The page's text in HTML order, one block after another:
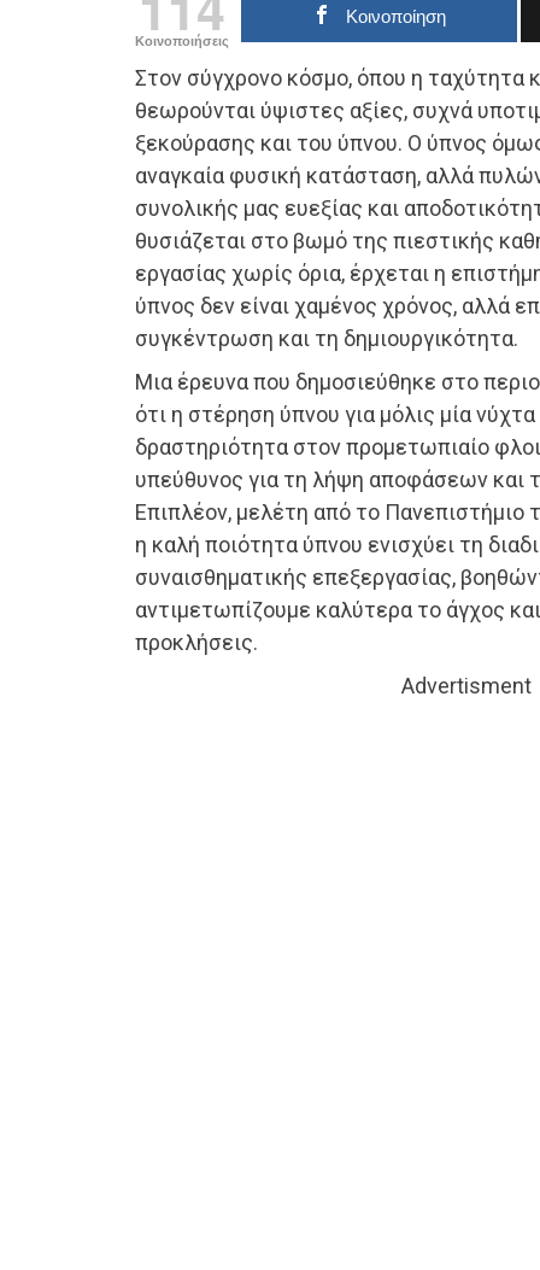
Κοινοποιήσεις
Κοινοποίηση
Στον σύγχρονο κόσμο, όπου η ταχύτητα
θεωρούνται ύψιστες αξίες, συχνά
ξεκούρασης και του ύπνου. Ο ύπνος
αναγκαία φυσική κατάσταση, αλλά
συνολικής μας ευεξίας και
θυσιάζεται στο βωμό της πιεστικής
εργασίας χωρίς όρια, έρχεται η
ύπνος δεν είναι χαμένος χρόνος, αλλά
συγκέντρωση και τη δημιουργικότητα.
Μια έρευνα που δημοσιεύθηκε στο
ότι η στέρηση ύπνου για μόλις μία
δραστηριότητα στον προμετωπιαίο
υπεύθυνος για τη λήψη αποφάσεων και
Επιπλέον, μελέτη από το Πανεπιστήμιο
η καλή ποιότητα ύπνου ενισχύει τη
συναισθηματικής επεξεργασίας,
αντιμετωπίζουμε καλύτερα το άγχος
προκλήσεις.
Advertisment